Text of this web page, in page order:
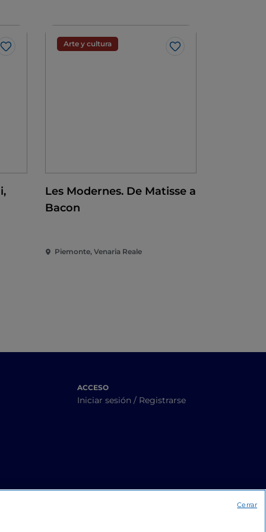
Me gusta
Arte y cultura
Me gusta
Les Modernes. De Matisse a
Bacon
Piemonte, Venaria Reale
ACCESO
Iniciar sesión / Registrarse
Cerrar